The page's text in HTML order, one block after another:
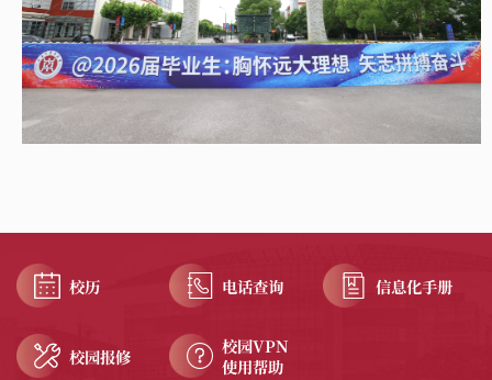
校历 电话查询 信息化手册
校园报修
校园VPN
使用帮助